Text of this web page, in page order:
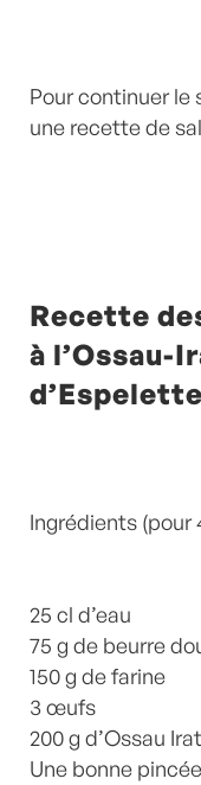
Pour continuer le
une recette de
Recette
à l’Ossau-
d’Espelette
Ingrédients (pour
25 cl d’eau
75 g de beurre
150 g de farine
3 œufs
200 g d’Ossau
Une bonne